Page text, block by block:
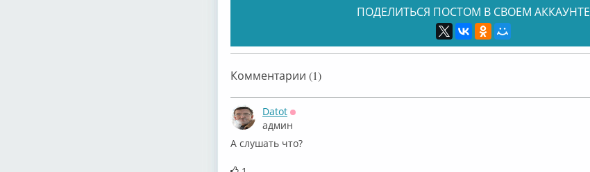
ПОДЕЛИТЬСЯ ПОСТОМ В СВОЕМ АККАУНТЕ
Комментарии (1)
Datot
Оффлайн
админ
А слушать что?